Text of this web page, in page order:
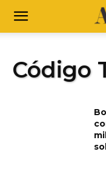
Código